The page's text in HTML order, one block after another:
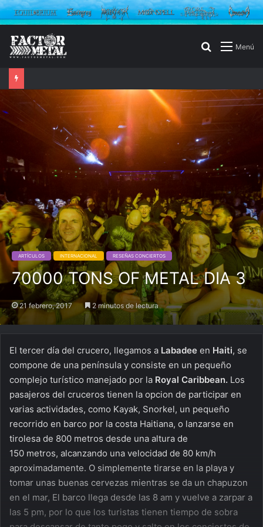
Menú
Buscar
ARTÍCULOS INTERNACIONAL RESEÑAS CONCIERTOS
70000 TONS OF METAL DIA 3
21 febrero, 2017 2 minutos de lectura
El tercer día del crucero, llegamos a Labadee en Haiti, se
compone de una península y consiste en un pequeño
complejo turístico manejado por la Royal Caribbean. Los
pasajeros del cruceros tienen la opcion de participar en
varias actividades, como Kayak, Snorkel, un pequeño
recorrido en barco por la costa Haitiana, o lanzarse en
tirolesa de 800 metros desde una altura de
150 metros, alcanzando una velocidad de 80 km/h
aproximadamente. O simplemente tirarse en la playa y
tomar unas buenas cervezas mientras se da un chapuzon
en el mar, El barco llega desde las 8 am y vuelve a zarpar a
las 5 pm, por lo que los turistas tienen tiempo de sobra